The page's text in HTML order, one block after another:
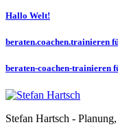
Hallo Welt!
beraten.coachen.trainieren
beraten-coachen-trainieren
Stefan Hartsch -